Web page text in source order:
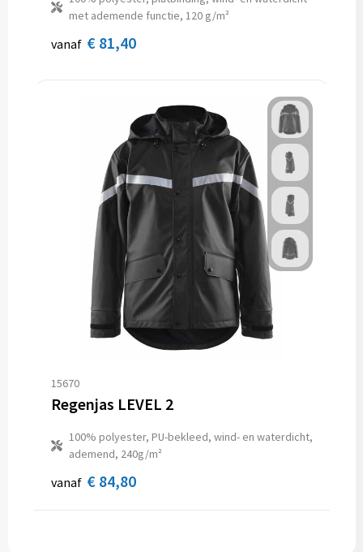
met ademende functie, 120 g/m²
vanaf € 81,40
15670
Regenjas LEVEL 2
100% polyester, PU-bekleed, wind- en waterdicht,
ademend, 240g/m²
vanaf € 84,80